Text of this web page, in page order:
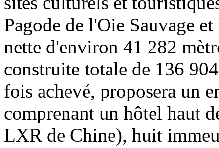
Pagode de l'Oie Sauvage
nette d'environ 41 282
construite totale de 136
fois achevé, proposera un
comprenant un hôtel haut
LXR de Chine), huit